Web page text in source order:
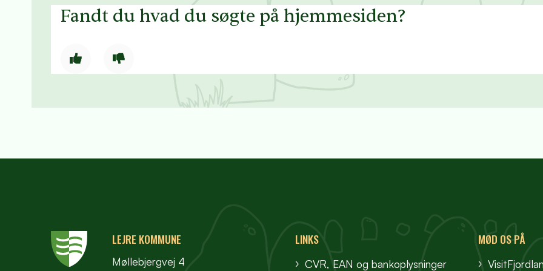
Fandt du hvad du søgte på hjemmesiden?
LEJRE KOMMUNE
Møllebjergvej 4
LINKS
CVR, EAN og bankoplysninger
MØD OS PÅ